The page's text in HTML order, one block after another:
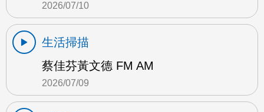
2026/07/10
生活掃描
蔡佳芬黃文德 FM AM
2026/07/09